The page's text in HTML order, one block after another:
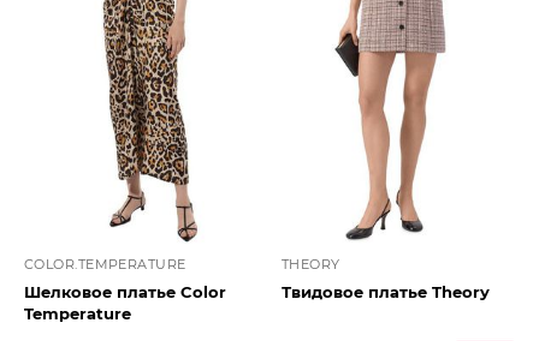
COLOR.TEMPERATURE
Шелковое платье Color
Temperature
THEORY
Твидовое платье Theory